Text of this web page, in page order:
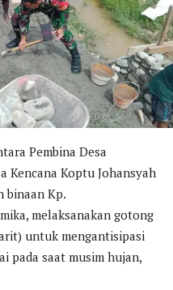
Pembina Desa
Kencana Koptu Johansyah
binaan Kp.
melaksanakan gotong
untuk mengantisipasi
pada saat musim hujan,